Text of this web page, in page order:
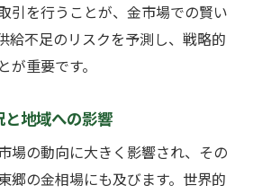
引を行うことが、金市場での賢い
給不足のリスクを予測し、戦略的
が重要です。
地域への影響
場の動向に大きく影響され、その
郷の金相場にも及びます。世界的